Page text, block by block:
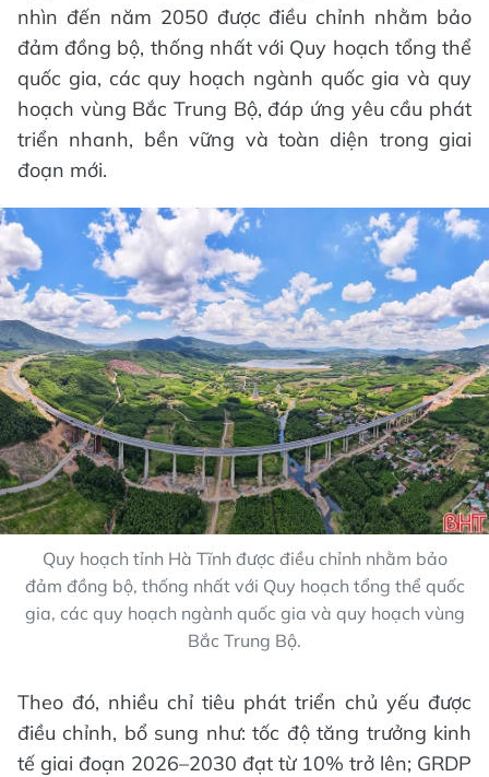
nhìn đến năm 2050 được điều chỉnh nhằm bảo
đảm đồng bộ, thống nhất với Quy hoạch tổng thể
quốc gia, các quy hoạch ngành quốc gia và quy
hoạch vùng Bắc Trung Bộ, đáp ứng yêu cầu phát
triển nhanh, bền vững và toàn diện trong giai
đoạn mới.
Quy hoạch tỉnh Hà Tĩnh được điều chỉnh nhằm bảo
đảm đồng bộ, thống nhất với Quy hoạch tổng thể quốc
gia, các quy hoạch ngành quốc gia và quy hoạch vùng
Bắc Trung Bộ.
Theo đó, nhiều chỉ tiêu phát triển chủ yếu được
điều chỉnh, bổ sung như: tốc độ tăng trưởng kinh
tế giai đoạn 2026–2030 đạt từ 10% trở lên; GRDP